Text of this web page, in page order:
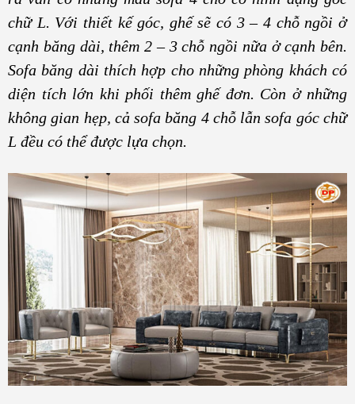
chữ L. Với thiết kế góc, ghế sẽ có 3 – 4 chỗ ngồi ở
cạnh băng dài, thêm 2 – 3 chỗ ngồi nữa ở cạnh bên.
Sofa băng dài thích hợp cho những phòng khách có
diện tích lớn khi phối thêm ghế đơn. Còn ở những
không gian hẹp, cả sofa băng 4 chỗ lẫn sofa góc chữ
L đều có thể được lựa chọn.